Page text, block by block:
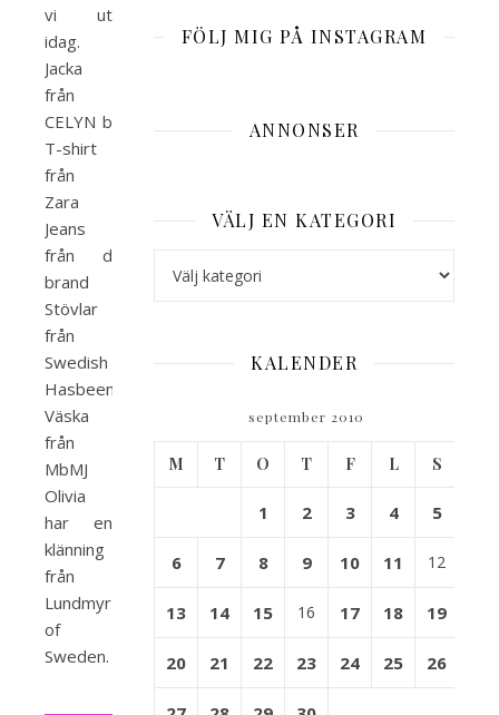
vi ut
idag.
Jacka
från
CELYN b
T-shirt
från
Zara
Jeans
från d
brand
Stövlar
från
Swedish
Hasbeens
Väska
från
MbMJ
Olivia
har en
klänning
från
Lundmyr
of
Sweden.
FÖLJ MIG PÅ INSTAGRAM
ANNONSER
VÄLJ EN KATEGORI
KALENDER
september 2010
M T O T F L S
1 2 3 4 5
6 7 8 9 10 11 12
13 14 15 16 17 18 19
20 21 22 23 24 25 26